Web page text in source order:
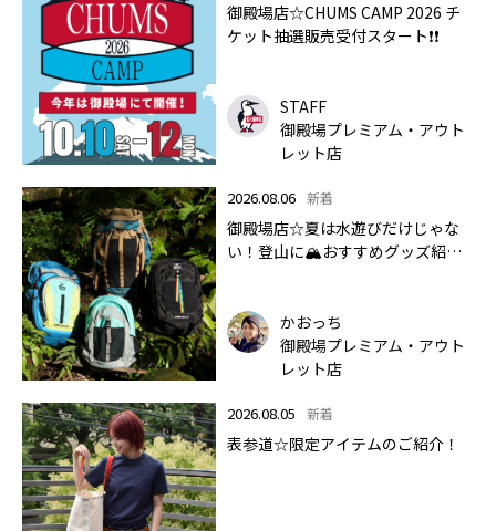
御殿場店☆CHUMS CAMP 2026 チ
ケット抽選販売受付スタート❗❗
STAFF
御殿場プレミアム・アウト
レット店
2026.08.06 新着
御殿場店☆夏は水遊びだけじゃな
い！登山に🏔おすすめグッズ紹介
かおっち
御殿場プレミアム・アウト
レット店
2026.08.05 新着
表参道☆限定アイテムのご紹介！